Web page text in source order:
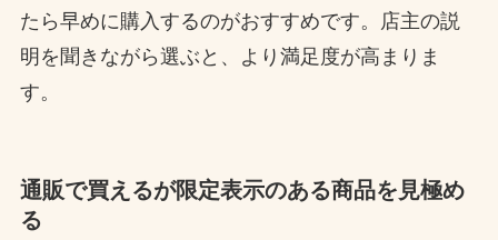
たら早めに購入するのがおすすめです。店主の説
明を聞きながら選ぶと、より満足度が高まりま
す。
通販で買えるが限定表示のある商品を見極め
る